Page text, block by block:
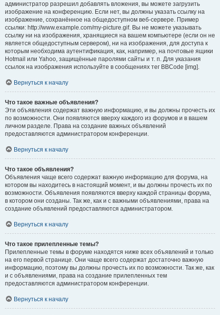
администратор разрешил добавлять вложения, вы можете загрузить
изображение на конференцию. Если нет, вы должны указать ссылку на
изображение, сохранённое на общедоступном веб-сервере. Пример
ссылки: http://www.example.com/my-picture.gif. Вы не можете указывать
ссылку ни на изображения, хранящиеся на вашем компьютере (если он не
является общедоступным сервером), ни на изображения, для доступа к
которым необходима аутентификация, как, например, на почтовые ящики
Hotmail или Yahoo, защищённые паролями сайты и т. п. Для указания
ссылок на изображения используйте в сообщениях тег BBCode [img].
Вернуться к началу
Что такое важные объявления?
Эти объявления содержат важную информацию, и вы должны прочесть их
по возможности. Они появляются вверху каждого из форумов и в вашем
личном разделе. Права на создание важных объявлений
предоставляются администратором конференции.
Вернуться к началу
Что такое объявления?
Объявления чаще всего содержат важную информацию для форума, на
котором вы находитесь в настоящий момент, и вы должны прочесть их по
возможности. Объявления появляются вверху каждой страницы форума,
в котором они созданы. Так же, как и с важными объявлениями, права на
создание объявлений предоставляются администратором.
Вернуться к началу
Что такое прилепленные темы?
Прилепленные темы в форуме находятся ниже всех объявлений и только
на его первой странице. Они чаще всего содержат достаточно важную
информацию, поэтому вы должны прочесть их по возможности. Так же, как
и с объявлениями, права на создание прилепленных тем
предоставляются администратором конференции.
Вернуться к началу